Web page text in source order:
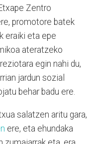
Zentro
promotore batek
eraiki eta epe
ateratzeko
egin nahi du,
jardun sozial
behar badu ere.
salatzen aritu gara,
ere, eta ehundaka